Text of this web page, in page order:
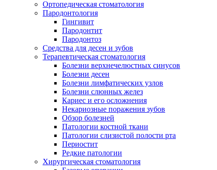
Ортопедическая стоматология
Пародонтология
Гингивит
Пародонтит
Пародонтоз
Средства для десен и зубов
Терапевтическая стоматология
Болезни верхнечелюстных синусов
Болезни десен
Болезни лимфатических узлов
Болезни слюнных желез
Кариес и его осложнения
Некариозные поражения зубов
Обзор болезней
Патологии костной ткани
Патологии слизистой полости рта
Периостит
Редкие патологии
Хирургическая стоматология